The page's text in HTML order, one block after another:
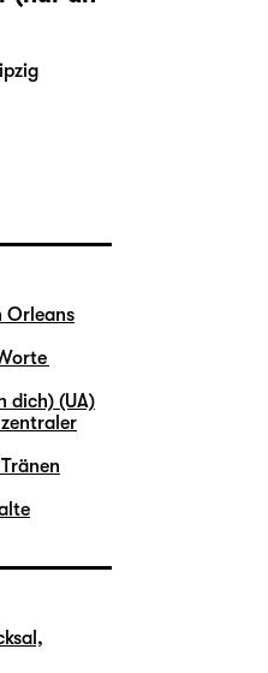
Orleans
dich) (UA)